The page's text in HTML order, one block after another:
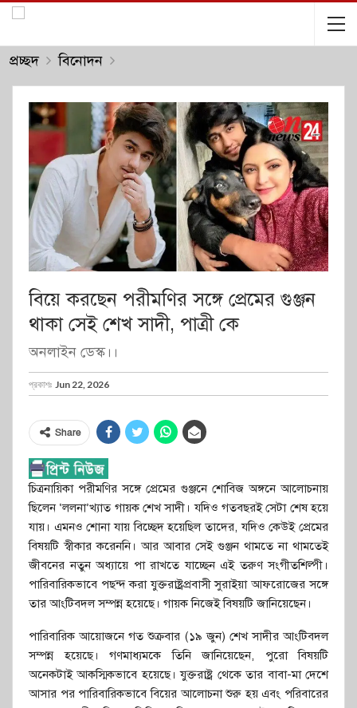
প্রচ্ছদ বিনোদন
বিয়ে করছেন পরীমণির সঙ্গে প্রেমের গুঞ্জন
থাকা সেই শেখ সাদী, পাত্রী কে
অনলাইন ডেস্ক।।
প্রকাশঃ Jun 22, 2026
Share
চিত্রনায়িকা পরীমণির সঙ্গে প্রেমের গুঞ্জনে শোবিজ অঙ্গনে আলোচনায়
ছিলেন ‘ললনা’খ্যাত গায়ক শেখ সাদী। যদিও গতবছরই সেটা শেষ হয়ে
যায়। এমনও শোনা যায় বিচ্ছেদ হয়েছিল তাদের, যদিও কেউই প্রেমের
বিষয়টি স্বীকার করেননি। আর আবার সেই গুঞ্জন থামতে না থামতেই
জীবনের নতুন অধ্যায়ে পা রাখতে যাচ্ছেন এই তরুণ সংগীতশিল্পী।
পারিবারিকভাবে পছন্দ করা যুক্তরাষ্ট্রপ্রবাসী সুরাইয়া আফরোজের সঙ্গে
তার আংটিবদল সম্পন্ন হয়েছে। গায়ক নিজেই বিষয়টি জানিয়েছেন।
পারিবারিক আয়োজনে গত শুক্রবার (১৯ জুন) শেখ সাদীর আংটিবদল
সম্পন্ন হয়েছে। গণমাধ্যমকে তিনি জানিয়েছেন, পুরো বিষয়টি
অনেকটাই আকস্মিকভাবে হয়েছে। যুক্তরাষ্ট্র থেকে তার বাবা-মা দেশে
আসার পর পারিবারিকভাবে বিয়ের আলোচনা শুরু হয় এবং পরিবারের